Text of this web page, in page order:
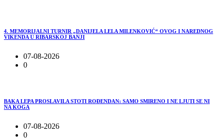
4. MEMORIJALNI TURNIR „DANIJELA LELA MILENKOVIĆ“ OVOG I NAREDNOG
VIKENDA U RIBARSKOJ BANJI
07-08-2026
0
BAKA LEPA PROSLAVILA STOTI ROĐENDAN: SAMO SMIRENO I NE LJUTI SE NI
NA KOGA
07-08-2026
0